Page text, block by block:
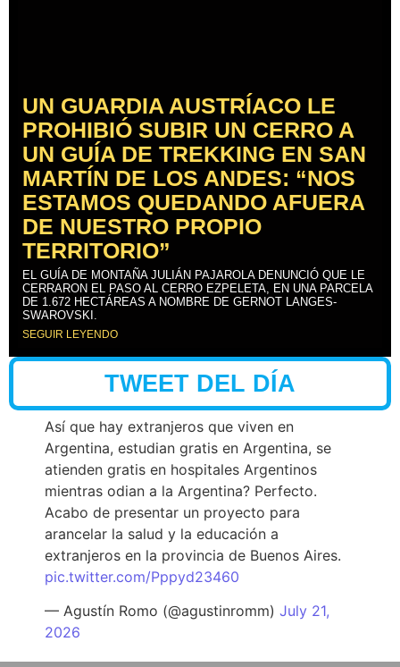
UN GUARDIA AUSTRÍACO LE
PROHIBIÓ SUBIR UN CERRO A
UN GUÍA DE TREKKING EN SAN
MARTÍN DE LOS ANDES: “NOS
ESTAMOS QUEDANDO AFUERA
DE NUESTRO PROPIO
TERRITORIO”
EL GUÍA DE MONTAÑA JULIÁN PAJAROLA DENUNCIÓ QUE LE
CERRARON EL PASO AL CERRO EZPELETA, EN UNA PARCELA
DE 1.672 HECTÁREAS A NOMBRE DE GERNOT LANGES-
SWAROVSKI.
SEGUIR LEYENDO
TWEET DEL DÍA
Así que hay extranjeros que viven en
Argentina, estudian gratis en Argentina, se
atienden gratis en hospitales Argentinos
mientras odian a la Argentina? Perfecto.
Acabo de presentar un proyecto para
arancelar la salud y la educación a
extranjeros en la provincia de Buenos Aires.
pic.twitter.com/Pppyd23460
— Agustín Romo (@agustinromm) July 21,
2026